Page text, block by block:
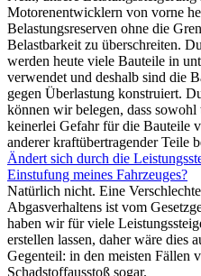
Motorenentwicklern von vorne
Belastungsreserven ohne die
Belastbarkeit zu überschreiten.
werden heute viele Bauteile in
verwendet und deshalb sind die
gegen Überlastung konstruiert.
können wir belegen, dass
keinerlei Gefahr für die Bauteile
anderer kraftübertragender Teile
Ändert sich durch die
Einstufung meines Fahrzeuges?
Natürlich nicht. Eine
Abgasverhaltens ist vom
haben wir für viele
erstellen lassen, daher wäre dies
Gegenteil: in den meisten Fällen
Schadstoffausstoß sogar.